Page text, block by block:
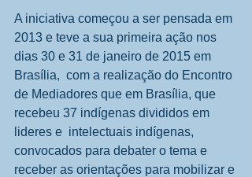
A iniciativa começou a ser pensada em
2013 e teve a sua primeira ação nos
dias 30 e 31 de janeiro de 2015 em
Brasília,  com a realização do Encontro
de Mediadores que em Brasília, que
recebeu 37 indígenas divididos em
lideres e  intelectuais indígenas,
convocados para debater o tema e
receber as orientações para mobilizar e